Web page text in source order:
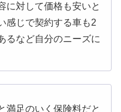
に対して価格も安いと
感じで契約する車も2
るなど自分のニーズに
満足のいく保険料だと